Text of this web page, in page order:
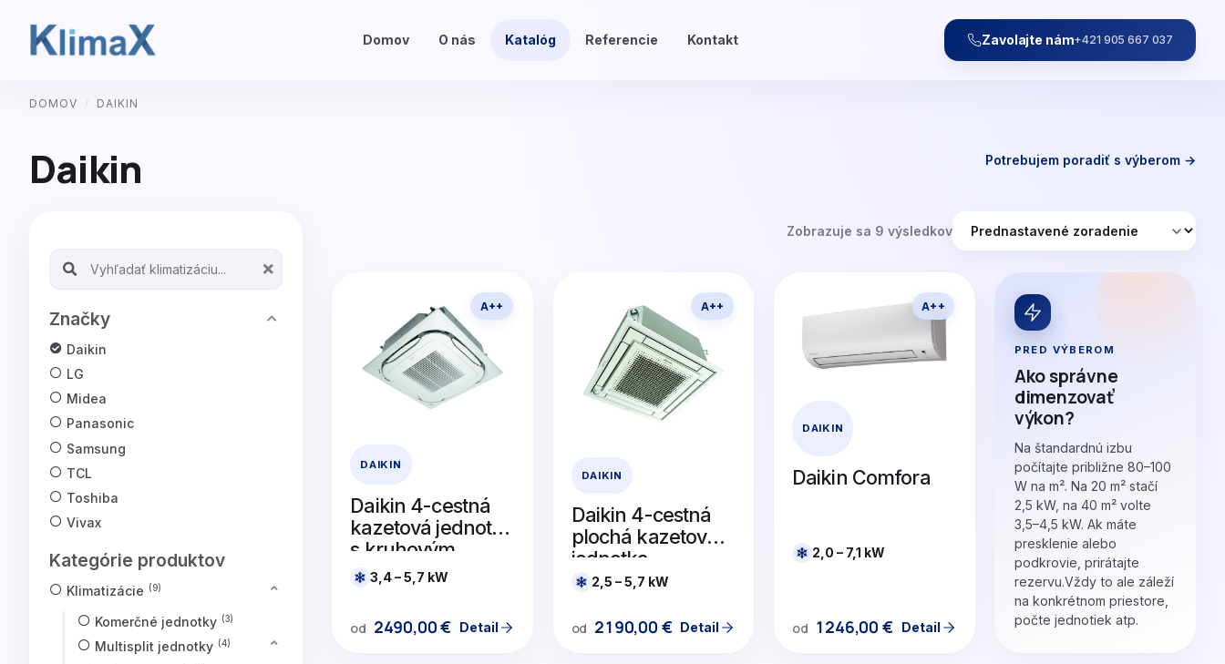
Domov O nás Katalóg Referencie Kontakt Zavolajte nám+421 905 667 037
DOMOV / DAIKIN
Daikin Potrebujem poradiť s výberom →
Značky
Daikin
LG
Midea
Panasonic
Samsung
TCL
Toshiba
Vivax
Kategórie produktov
Klimatizácie 9
Komerčné jednotky 3
Multisplit jednotky 4
Zobrazuje sa 9 výsledkov
A++
DAIKIN
Daikin 4-cestná
kazetová jednotka
s kruhovým
výfukom
3,4 – 5,7 kW
od 2490,00€ Detail
A++
DAIKIN
Daikin 4-cestná
plochá kazetová
jednotka
2,5 – 5,7 kW
od 2190,00 € Detail
A++
DAIKIN
Daikin Comfora
2,0 – 7,1 kW
od 1246,00 € Detail
PRED VÝBEROM
Ako správne
dimenzovať
výkon?
Na štandardnú izbu
počítajte približne 80–100
W na m². Na 20 m² stačí
2,5 kW, na 40 m² volte
3,5–4,5 kW. Ak máte
presklenie alebo
podkrovie, prirátajte
rezervu.Vždy to ale záleží
na konkrétnom priestore,
počte jednotiek atp.